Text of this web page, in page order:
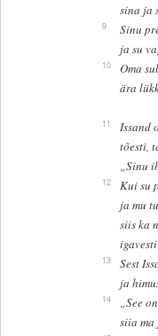
sina ja
9
Sinu
ja su
10
Oma
ära
11
Issand
tõesti,
„Sinu
12
Kui su
ja mu
siis ka
13
Sest
ja
14
„See
siia ma